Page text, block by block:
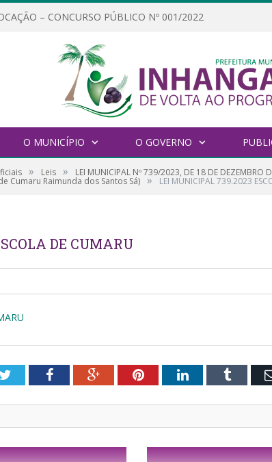
– CONCURSO PÚBLICO Nº 001/2022
O MUNICÍPIO O GOVERNO
» Leis » LEI MUNICIPAL Nº 739/2023, DE 18 DE
Cumaru Raimunda dos Santos Sá) » LEI MUNICIPAL 739.2023
DE CUMARU
TwitterFacebookGoogle+PinterestLinkedInTumblr